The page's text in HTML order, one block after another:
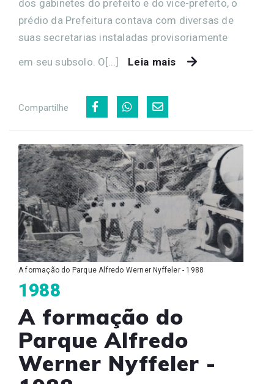
dos gabinetes do prefeito e do vice-prefeito, o
prédio da Prefeitura contava com diversas de
suas secretarias instaladas provisoriamente
em seu subsolo. O[...]
Leia mais
Compartilhe
A formação do Parque Alfredo Werner Nyffeler - 1988
1988
A formação do
Parque Alfredo
Werner Nyffeler -